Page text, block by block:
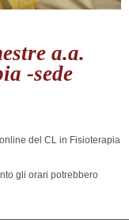
a.a.
-sede
del CL in Fisioterapia
gli orari potrebbero